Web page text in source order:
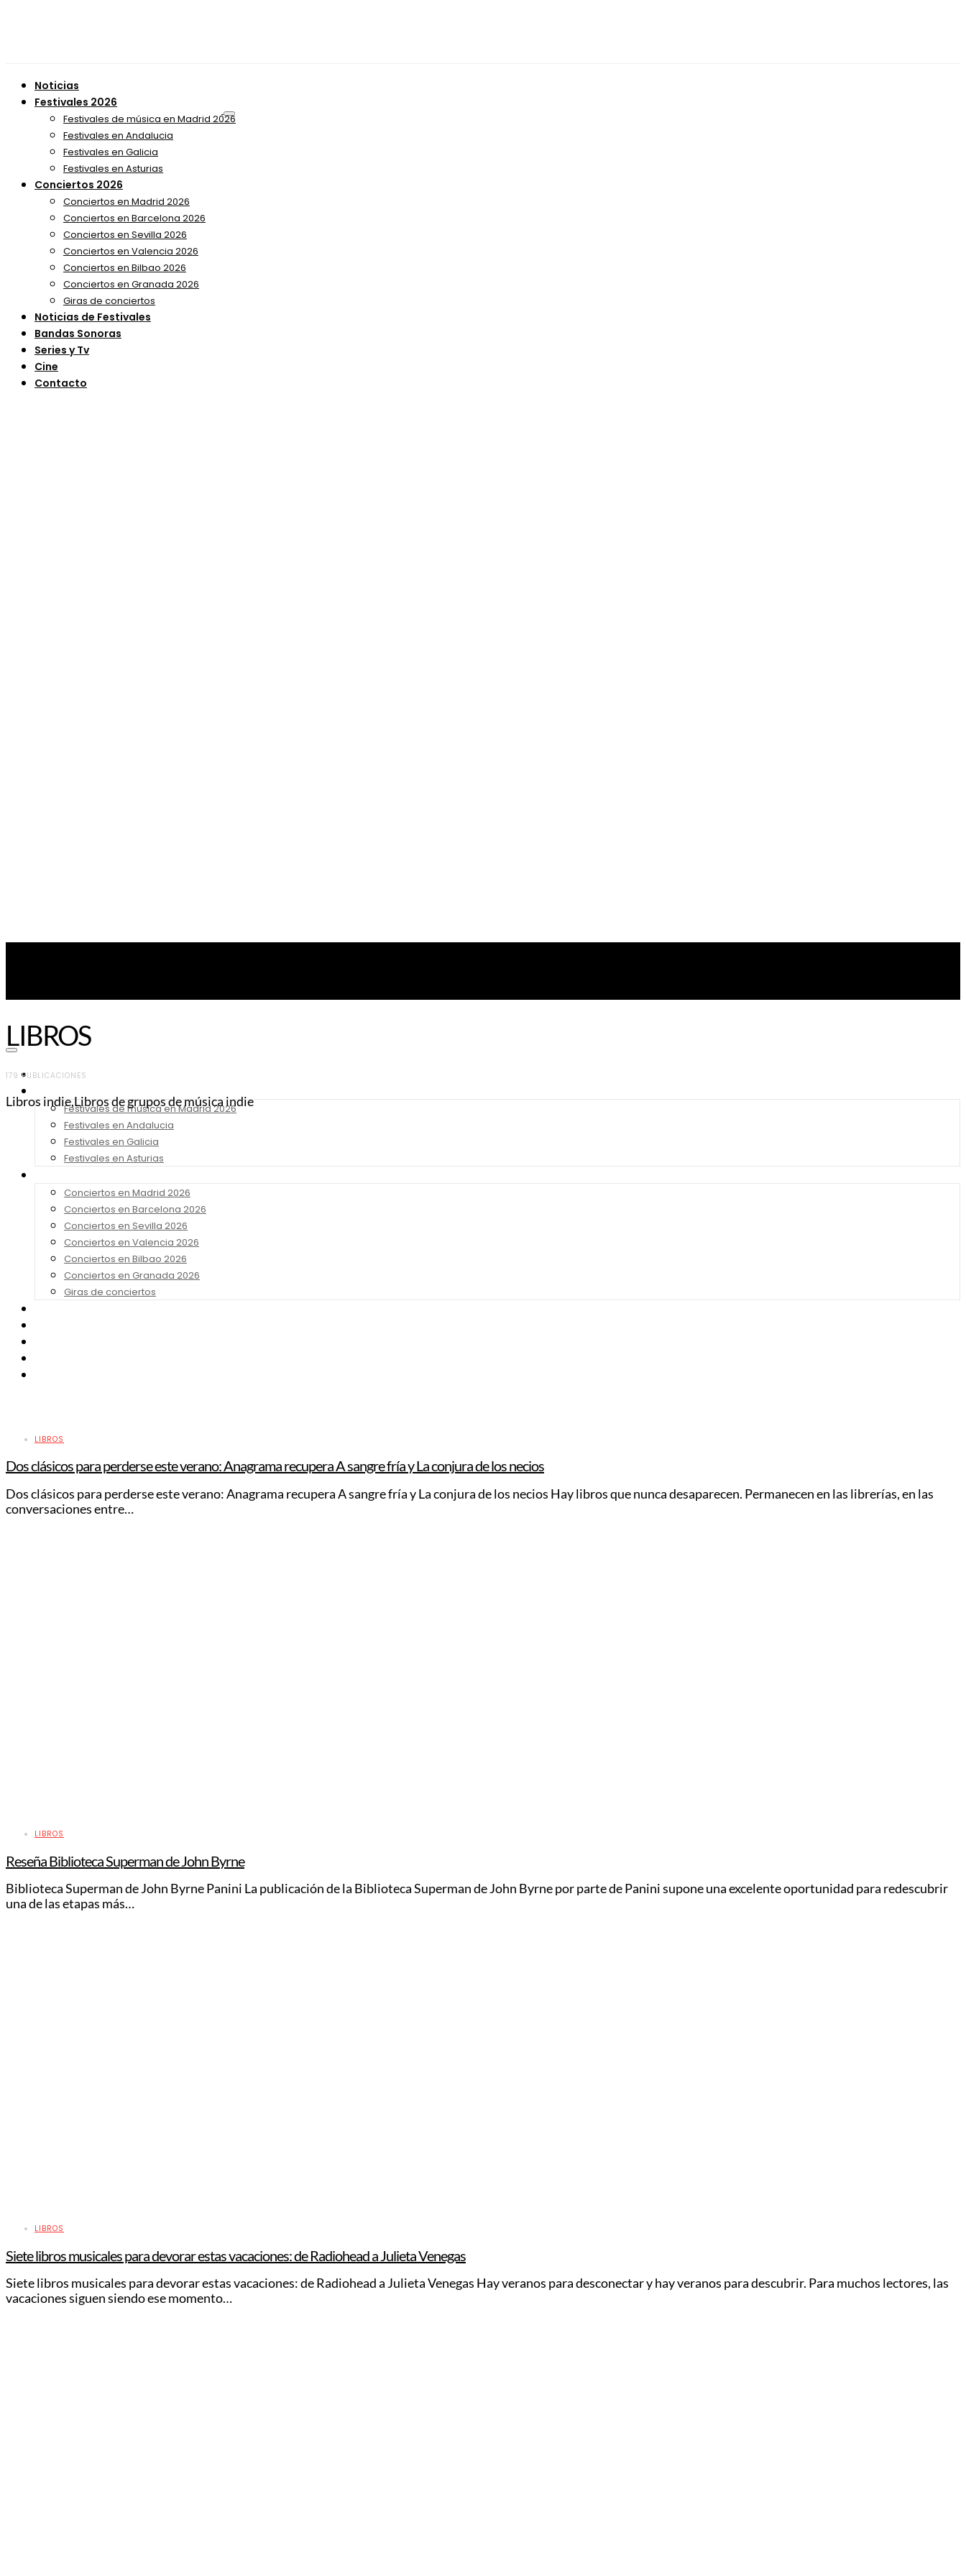
Noticias
Festivales 2026
Festivales de música en Madrid 2026
Festivales en Andalucia
Festivales en Galicia
Festivales en Asturias
Conciertos 2026
Conciertos en Madrid 2026
Conciertos en Barcelona 2026
Conciertos en Sevilla 2026
Conciertos en Valencia 2026
Conciertos en Bilbao 2026
Conciertos en Granada 2026
Giras de conciertos
Noticias de Festivales
Bandas Sonoras
Series y Tv
Cine
Contacto
Noticias
Festivales de música en Madrid 2026
Festivales en Andalucia
Festivales en Galicia
Festivales en Asturias
Conciertos en Madrid 2026
Conciertos en Barcelona 2026
Conciertos en Sevilla 2026
Conciertos en Valencia 2026
Conciertos en Bilbao 2026
Conciertos en Granada 2026
Giras de conciertos
LIBROS
179 PUBLICACIONES
Libros indie,Libros de grupos de música indie
LIBROS
Dos clásicos para perderse este verano: Anagrama recupera A sangre fría y La conjura de los necios
Dos clásicos para perderse este verano: Anagrama recupera A sangre fría y La conjura de los necios Hay libros que nunca desaparecen. Permanecen en las librerías, en las
conversaciones entre…
LIBROS
Reseña Biblioteca Superman de John Byrne
Biblioteca Superman de John Byrne Panini La publicación de la Biblioteca Superman de John Byrne por parte de Panini supone una excelente oportunidad para redescubrir
una de las etapas más…
LIBROS
Siete libros musicales para devorar estas vacaciones: de Radiohead a Julieta Venegas
Siete libros musicales para devorar estas vacaciones: de Radiohead a Julieta Venegas Hay veranos para desconectar y hay veranos para descubrir. Para muchos lectores, las
vacaciones siguen siendo ese momento…